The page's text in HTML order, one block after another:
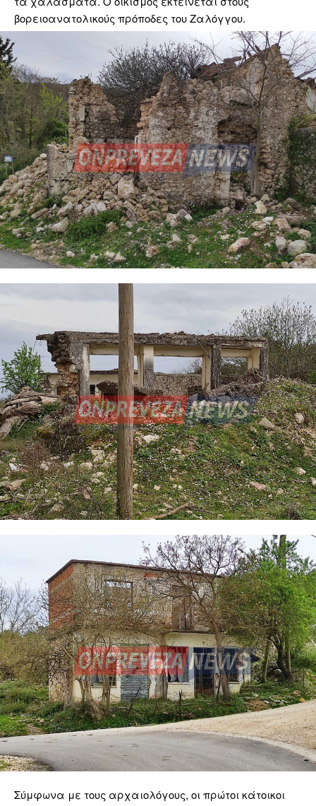
βορειοανατολικούς πρόποδες του Ζαλόγγου.
Σύμφωνα με τους αρχαιολόγους, οι πρώτοι κάτοικοι